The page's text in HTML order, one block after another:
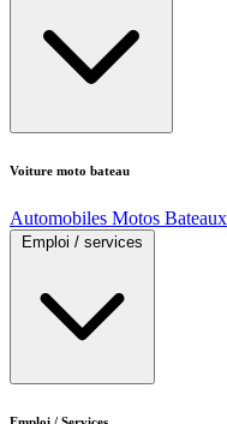
Voiture moto bateau
Automobiles Motos Bateaux
Emploi / services